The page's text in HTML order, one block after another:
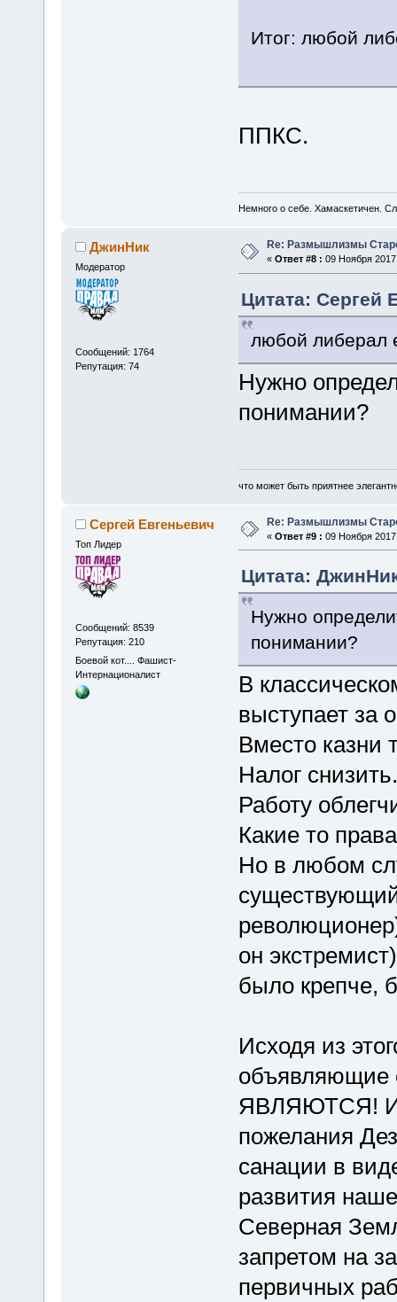
Итог: любой
ППКС.
Немного о себе. Хамаскетичен.
ДжинНик
Модератор
Сообщений: 1764
Репутация: 74
Re: Размышлизмы
« Ответ #8 : 09 Ноября
Цитата: Сергей
любой либерал
Нужно
понимании?
что может быть приятнее
Сергей Евгеньевич
Топ Лидер
Сообщений: 8539
Репутация: 210
Боевой кот.... Фашист-
Интернационалист
Re: Размышлизмы
« Ответ #9 : 09 Ноября
Цитата:
Нужно
понимании?
В
выступает за
Вместо казни
Налог снизить.
Работу
Какие то
Но в любом
он
было крепче,
Исходя из
объявляющие
ЯВЛЯЮТСЯ! И
пожелания
санации в
развития
Северная
запретом на
первичных